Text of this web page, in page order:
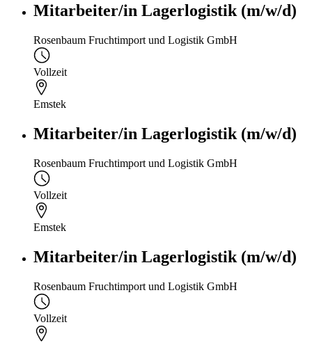
Mitarbeiter/in Lagerlogistik (m/w/d)
Rosenbaum Fruchtimport und Logistik GmbH
Vollzeit
Emstek
Mitarbeiter/in Lagerlogistik (m/w/d)
Rosenbaum Fruchtimport und Logistik GmbH
Vollzeit
Emstek
Mitarbeiter/in Lagerlogistik (m/w/d)
Rosenbaum Fruchtimport und Logistik GmbH
Vollzeit